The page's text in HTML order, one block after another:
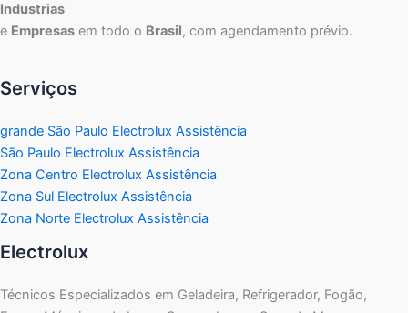
Industrias
e Empresas em todo o Brasil, com agendamento prévio.
Serviços
grande São Paulo Electrolux Assistência
São Paulo Electrolux Assistência
Zona Centro Electrolux Assistência
Zona Sul Electrolux Assistência
Zona Norte Electrolux Assistência
Electrolux
Técnicos Especializados em Geladeira, Refrigerador, Fogão,